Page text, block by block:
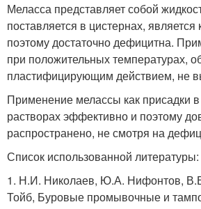
Меласса представляет собой
поставляется в цистернах,
поэтому достаточно дефицитна.
при положительных температурах,
пластифицирующим действием, не
Применение мелассы как присадки
растворах эффективно и поэтому
распространено, не смотря на
Список использованной литературы:
1. Н.И. Николаев, Ю.А. Нифонтов,
Тойб, Буровые промывочные и